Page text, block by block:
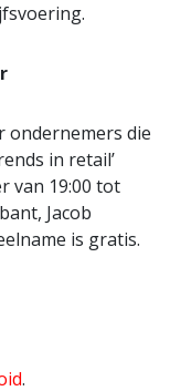
ondernemers die
in retail’
van 19:00 tot
Jacob
is gratis.
.